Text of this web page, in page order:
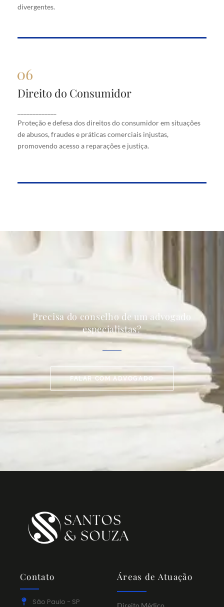
divergentes.
Direito do Consumidor
Proteção e defesa dos direitos do consumidor em situações
de abusos, fraudes e práticas comerciais injustas,
promovendo acesso a reparações e justiça.
Direito do Consumidor
situações de abusos, fraudes e práticas comerciais
injustas, promovendo acesso a reparações e justiça.
Precisa do conselho de um advogado
especialistas?
FALAR COM ADVOGADO
Contato
São Paulo - SP
Áreas de Atuação
Direito Médico